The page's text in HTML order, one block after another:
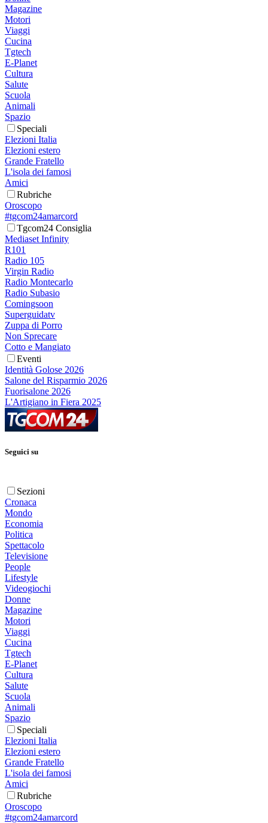
Magazine
Motori
Viaggi
Cucina
Tgtech
E-Planet
Cultura
Salute
Scuola
Animali
Spazio
Speciali
Elezioni Italia
Elezioni estero
Grande Fratello
L'isola dei famosi
Amici
Rubriche
Oroscopo
#tgcom24amarcord
Tgcom24 Consiglia
Mediaset Infinity
R101
Radio 105
Virgin Radio
Radio Montecarlo
Radio Subasio
Comingsoon
Superguidatv
Zuppa di Porro
Non Sprecare
Cotto e Mangiato
Eventi
Identità Golose 2026
Salone del Risparmio 2026
Fuorisalone 2026
L'Artigiano in Fiera 2025
Seguici su
Sezioni
Cronaca
Mondo
Economia
Politica
Spettacolo
Televisione
People
Lifestyle
Videogiochi
Donne
Magazine
Motori
Viaggi
Cucina
Tgtech
E-Planet
Cultura
Salute
Scuola
Animali
Spazio
Speciali
Elezioni Italia
Elezioni estero
Grande Fratello
L'isola dei famosi
Amici
Rubriche
Oroscopo
#tgcom24amarcord